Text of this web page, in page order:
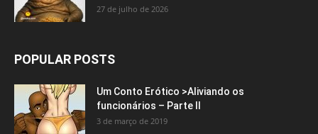
27 de julho de 2026
POPULAR POSTS
Um Conto Erótico >Aliviando os
funcionários – Parte II
3 de março de 2019